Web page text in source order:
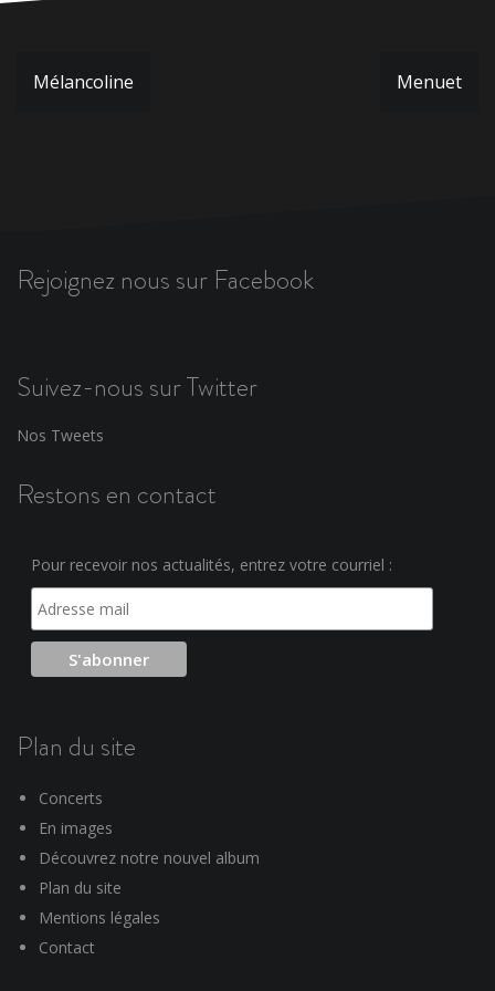
Navigation
Mélancoline Menuet
Rejoignez nous sur Facebook
Suivez-nous sur Twitter
Nos Tweets
Restons en contact
Pour recevoir nos actualités, entrez votre courriel :
Plan du site
Concerts
En images
Découvrez notre nouvel album
Plan du site
Mentions légales
Contact